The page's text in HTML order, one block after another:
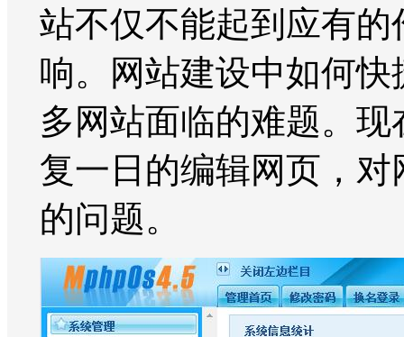
站不仅不能起到应有
响。网站建设中如何
多网站面临的难题。
复一日的编辑网页，
的问题。